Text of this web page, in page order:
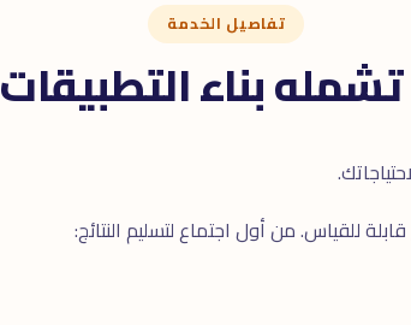
تفاصيل الخدمة
بناء التطبيقات
للقياس. من أول اجتماع لتسليم النتائج: